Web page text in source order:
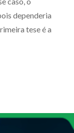
dependeria
tese é a